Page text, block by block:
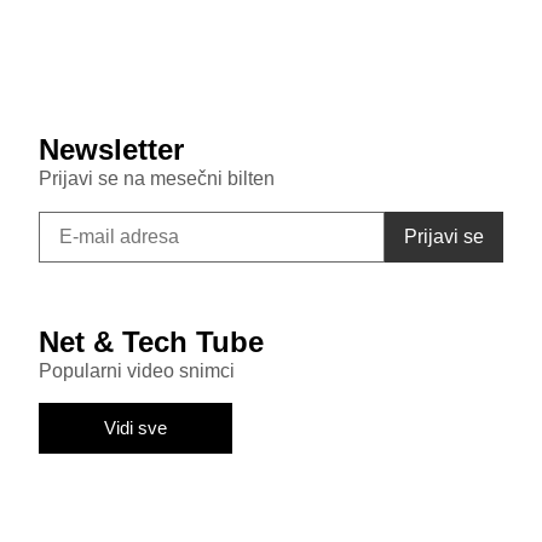
Newsletter
Prijavi se na mesečni bilten
Net & Tech Tube
Popularni video snimci
Vidi sve